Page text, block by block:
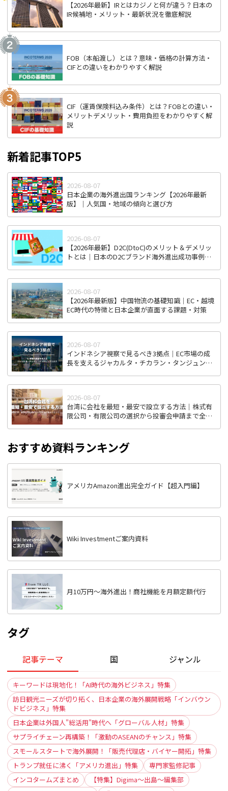
【2026年最新】IRとはカジノと何が違う？日本の
IR候補地・メリット・最新状況を徹底解説
FOB（本船渡し）とは？意味・価格の計算方法・
CIFとの違いをわかりやすく解説
CIF（運賃保険料込み条件）とは？FOBとの違い・
メリットデメリット・費用負担をわかりやすく解
説
新着記事TOP5
2026-08-07
日本企業の海外進出国ランキング【2026年最新
版】｜人気国・地域の傾向と選び方
2026-08-07
【2026年最新】D2C(DtoC)のメリット＆デメリッ
トとは｜日本のD2Cブランド海外進出成功事例と
2026-08-07
【2026年最新版】中国物流の基礎知識｜EC・越境
EC時代の特徴と日本企業が直面する課題・対策
2026-08-07
インドネシア視察で見るべき3拠点｜EC市場の成
長を支えるジャカルタ・チカラン・タンジュンプ
2026-08-07
台湾に会社を最短・最安で設立する方法｜株式有
限公司・有限公司の選択から投審会申請まで全ス
おすすめ資料ランキング
アメリカAmazon進出完全ガイド【超入門編】
Wiki Investmentご案内資料
月10万円〜海外進出！商社機能を月額定額代行
タグ
記事テーマ 国 ジャンル
キーワードは現地化！「AI時代の海外ビジネス」特集
訪日観光ニーズが切り拓く、日本企業の海外展開戦略「インバウン
ドビジネス」特集
日本企業は外国人"総活用"時代へ「グローバル人材」特集
サプライチェーン再構築！「激動のASEANのチャンス」特集
スモールスタートで海外展開！「販売代理店・バイヤー開拓」特集
トランプ就任に沸く「アメリカ進出」特集
専門家監修記事
インコタームズまとめ
【特集】Digima〜出島〜編集部